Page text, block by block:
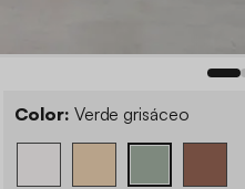
Color: Verde grisáceo